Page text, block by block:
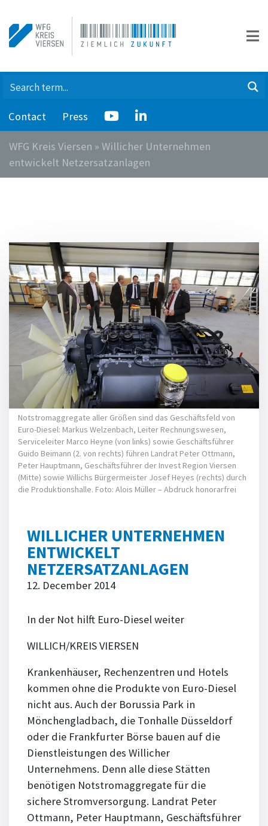
Contact Press
WFG Kreis Viersen » Willicher Unternehmen
entwickelt Netzersatzanlagen
Notstrom­aggregate aller Größen sind das Geschäftsfeld von
Euro-Diesel: Markus Welzenbach, Leiter Rechnungs­wesen,
Serviceleiter Marco Heyne (von links) sowie Geschäfts­führer
Guido Beimann (2. von rechts) führen Landrat Peter Ottmann,
Peter Hauptmann, Geschäfts­führer der Invest Region Viersen
(Mitte) sowie Willichs Bürger­meister Josef Heyes (rechts) durch
die Produktions­halle. Foto: Alois Müller – Abdruck honorarfrei
WILLICHER UNTERNEHMEN
ENTWICKELT
NETZERSATZANLAGEN
12. December 2014
In der Not hilft Euro-Diesel weiter
WILLICH/KREIS VIERSEN
Krankenhäuser, Rechenzentren und Hotels
kommen ohne die Produkte von Euro-Diesel
nicht aus. Auch der Borussia Park in
Mönchengladbach, die Tonhalle Düsseldorf
oder die Frankfurter Börse bauen auf die
Dienstleistungen des Willicher
Unternehmens. Denn alle diese Stätten
benötigen Notstrom­aggregate für die
sichere Stromversorgung. Landrat Peter
Ottmann, Peter Hauptmann, Geschäftsführer